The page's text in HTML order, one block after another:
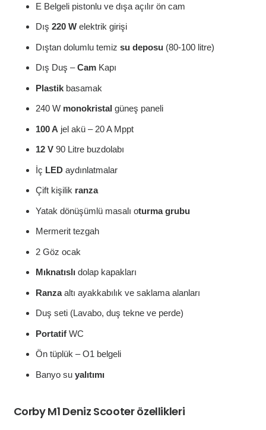
E Belgeli pistonlu ve dışa açılır ön cam
Dış 220 W elektrik girişi
Dıştan dolumlu temiz su deposu (80-100 litre)
Dış Duş –Cam Kapı
Plastik basamak
240 W monokristal güneş paneli
100 A jel akü – 20 A Mppt
12 V 90 Litre buzdolabı
İç LED aydınlatmalar
Çift kişilik ranza
Yatak dönüşümlü masalı oturma grubu
Mermerit tezgah
2 Göz ocak
Mıknatıslı dolap kapakları
Ranzaaltı ayakkabılık ve saklama alanları
Duş seti (Lavabo, duş tekne ve perde)
Portatif WC
Ön tüplük – O1 belgeli
Banyo su yalıtımı
Corby M1 Deniz Scooter özellikleri